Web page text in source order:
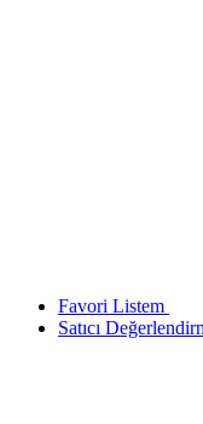
Favori Listem
Satıcı